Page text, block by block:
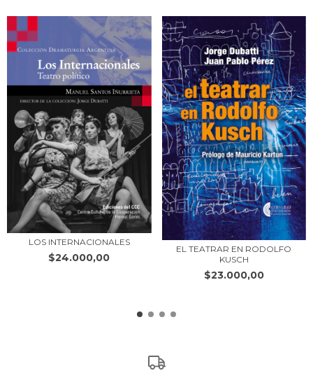
LOS INTERNACIONALES
$24.000,00
EL TEATRAR EN RODOLFO
KUSCH
$23.000,00